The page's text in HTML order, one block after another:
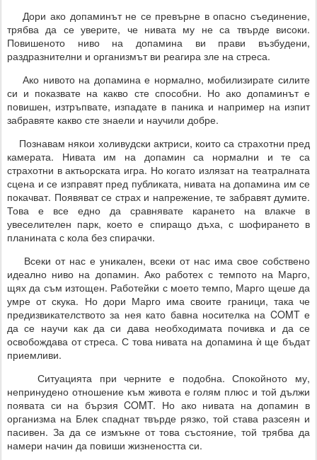
Дори ако допаминът не се превърне в опасно съединение,
трябва да се уверите, че нивата му не са твърде високи.
Повишеното ниво на допамина ви прави възбудени,
раздразнителни и организмът ви реагира зле на стреса.
Ако нивото на допамина е нормално, мобилизирате силите
си и показвате на какво сте способни. Но ако допаминът е
повишен, изтръпвате, изпадате в паника и например на изпит
забравяте какво сте знаели и научили добре.
Познавам някои холивудски актриси, които са страхотни пред
камерата. Нивата им на допамин са нормални и те са
страхотни в актьорската игра. Но когато излязат на театралната
сцена и се изправят пред публиката, нивата на допамина им се
покачват. Появяват се страх и напрежение, те забравят думите.
Това е все едно да сравнявате карането на влакче в
увеселителен парк, което е спиращо дъха, с шофирането в
планината с кола без спирачки.
Всеки от нас е уникален, всеки от нас има свое собствено
идеално ниво на допамин. Ако работех с темпото на Марго,
щях да съм изтощен. Работейки с моето темпо, Марго щеше да
умре от скука. Но дори Марго има своите граници, така че
предизвикателството за нея като бавна носителка на COMT е
да се научи как да си дава необходимата почивка и да се
освобождава от стреса. С това нивата на допамина ѝ ще бъдат
приемливи.
Ситуацията при черните е подобна. Спокойното му,
непринудено отношение към живота е голям плюс и той дължи
появата си на бързия COMT. Но ако нивата на допамин в
организма на Блек спаднат твърде рязко, той става разсеян и
пасивен. За да се измъкне от това състояние, той трябва да
намери начин да повиши жизнеността си.